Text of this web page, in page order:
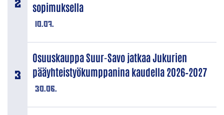
10.07.
sopimuksella
30.06.
Osuuskauppa Suur-Savo jatkaa Jukurien
pääyhteistyökumppanina kaudella 2026–2027